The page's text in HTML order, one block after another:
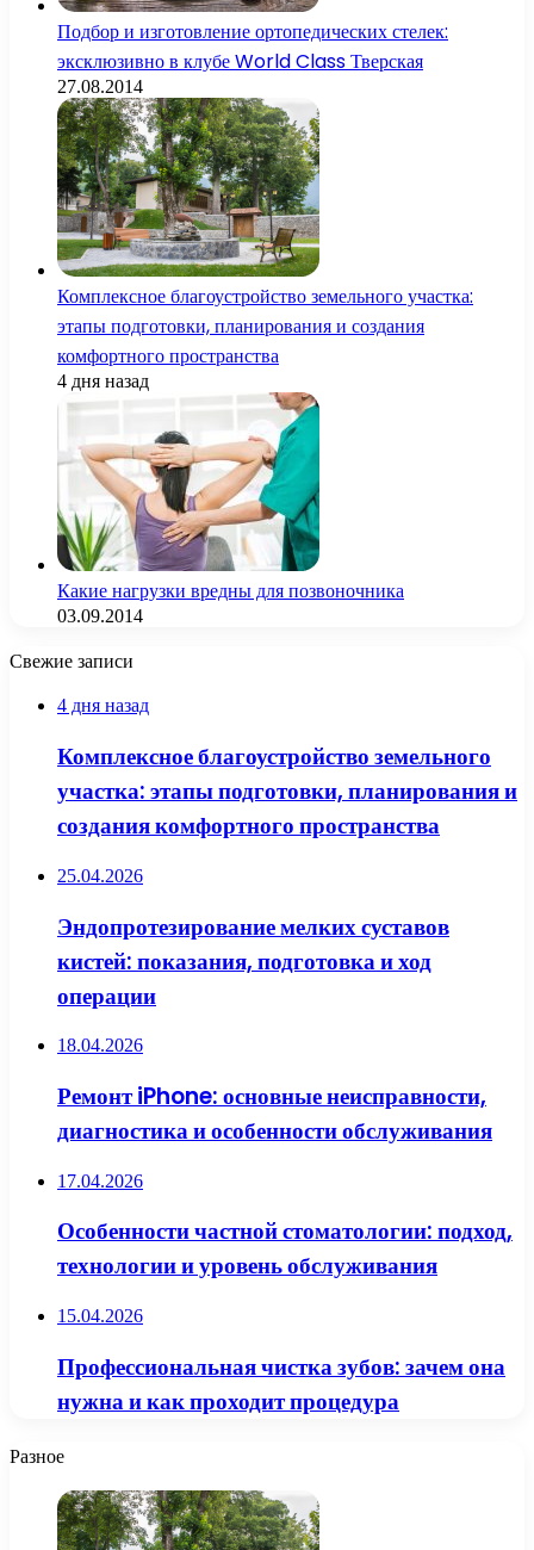
Подбор и изготовление ортопедических стелек:
эксклюзивно в клубе World Class Тверская
27.08.2014
Комплексное благоустройство земельного участка:
этапы подготовки, планирования и создания
комфортного пространства
4 дня назад
Какие нагрузки вредны для позвоночника
03.09.2014
Свежие записи
4 дня назад
Комплексное благоустройство земельного
участка: этапы подготовки, планирования и
создания комфортного пространства
25.04.2026
Эндопротезирование мелких суставов
кистей: показания, подготовка и ход
операции
18.04.2026
Ремонт iPhone: основные неисправности,
диагностика и особенности обслуживания
17.04.2026
Особенности частной стоматологии: подход,
технологии и уровень обслуживания
15.04.2026
Профессиональная чистка зубов: зачем она
нужна и как проходит процедура
Разное